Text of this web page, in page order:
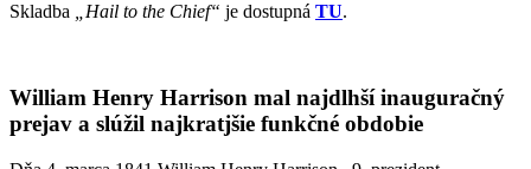
Skladba
„Hail to the Chief“ je dostupná TU.
William Henry Harrison mal najdlhší inauguračný
prejav a slúžil najkratjšie funkčné obdobie